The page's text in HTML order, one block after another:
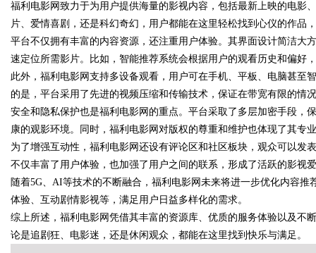
uz
!
福利电影网致力于为用户提供海量的影视内容，包括最新上映的电影
片、爱情喜剧，还是科幻奇幻，用户都能在这里轻松找到心仪的作品
平台不仅拥有丰富的内容资源，还注重用户体验。其界面设计简洁大
速定位所需影片。比如，智能推荐系统会根据用户的观看历史和偏好
此外，福利电影网支持多设备观看，用户可在手机、平板、电脑甚至
的是，平台采用了先进的视频压缩和传输技术，保证在带宽有限的情
安全和隐私保护也是福利电影网的重点。平台采取了多层加密手段，
康的观影环境。同时，福利电影网对版权的尊重和维护也体现了其专
为了增强互动性，福利电影网还设有评论区和社区板块，观众可以发
不仅丰富了用户体验，也加强了用户之间的联系，形成了活跃的影视
随着5G、AI等技术的不断融合，福利电影网未来将进一步优化内容
体验、互动剧情影视等，满足用户日益多样化的需求。
综上所述，福利电影网凭借其丰富的资源库、优质的服务体验以及不
论是追剧狂、电影迷，还是休闲观众，都能在这里找到快乐与满足。